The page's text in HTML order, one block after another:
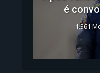
é
1.361